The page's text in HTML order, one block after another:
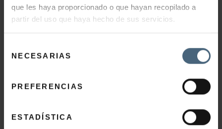
que les haya proporcionado o que hayan recopilado a
partir del uso que haya hecho de sus servicios.
NECESARIAS
PREFERENCIAS
ESTADÍSTICA
múltiples
variantes.
opciones
CON SALES DEL MAR MUERTO